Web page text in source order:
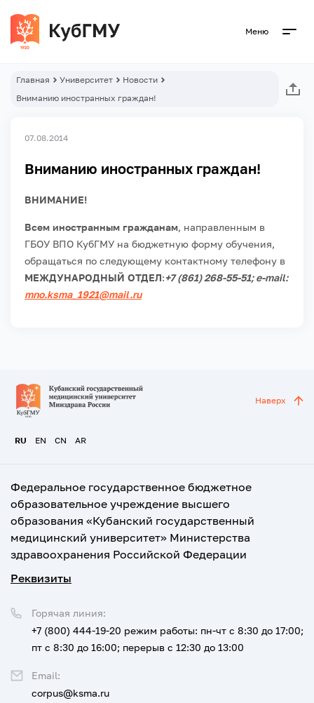
Меню
Главная Университет
Новости
Вниманию иностранных граждан!
07.08.2014
Вниманию иностранных граждан!
ВНИМАНИЕ!
Всем иностранным гражданам, направленным в
ГБОУ ВПО КубГМУ на бюджетную форму обучения,
обращаться по следующему контактному телефону в
МЕЖДУНАРОДНЫЙ ОТДЕЛ:+7 (861) 268-55-51; e-mail:
mno.ksma_1921@mail.ru
RU EN CN AR
Наверх
Федеральное государственное бюджетное
образовательное учреждение высшего
образования «Кубанский государственный
медицинский университет» Министерства
здравоохранения Российской Федерации
Реквизиты
Горячая линия:
+7 (800) 444-19-20 режим работы: пн-чт с 8:30 до 17:00;
пт с 8:30 до 16:00; перерыв с 12:30 до 13:00
Email:
corpus@ksma.ru